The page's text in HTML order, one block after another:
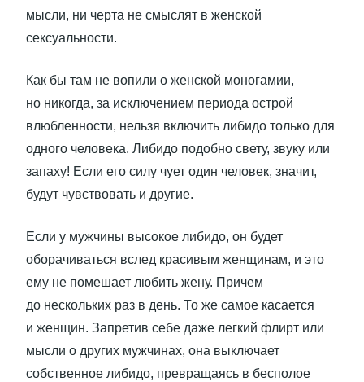
мысли, ни черта не смыслят в женской
сексуальности.
Как бы там не вопили о женской моногамии,
но никогда, за исключением периода острой
влюбленности, нельзя включить либидо только для
одного человека. Либидо подобно свету, звуку или
запаху! Если его силу чует один человек, значит,
будут чувствовать и другие.
Если у мужчины высокое либидо, он будет
оборачиваться вслед красивым женщинам, и это
ему не помешает любить жену. Причем
до нескольких раз в день. То же самое касается
и женщин. Запретив себе даже легкий флирт или
мысли о других мужчинах, она выключает
собственное либидо, превращаясь в бесполое